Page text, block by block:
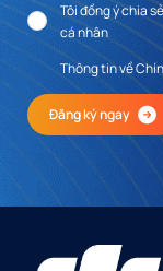
Tôi đồng ý chia
cá nhân
Thông tin về
Đăng ký ngay